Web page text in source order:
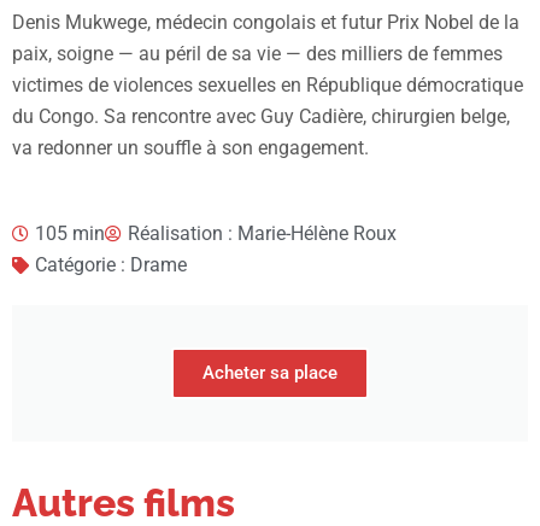
Denis Mukwege, médecin congolais et futur Prix Nobel de la
paix, soigne — au péril de sa vie — des milliers de femmes
victimes de violences sexuelles en République démocratique
du Congo. Sa rencontre avec Guy Cadière, chirurgien belge,
va redonner un souffle à son engagement.
105 min
Réalisation : Marie-Hélène Roux
Catégorie : Drame
Acheter sa place
Autres films